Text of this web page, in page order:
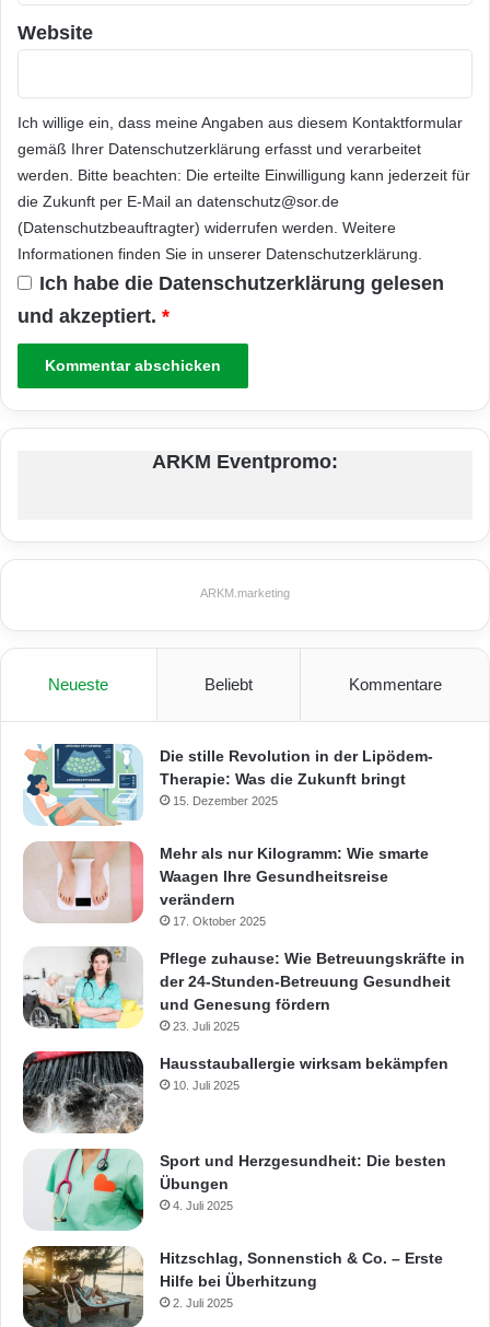
Website
Ich willige ein, dass meine Angaben aus diesem Kontaktformular
gemäß Ihrer Datenschutzerklärung erfasst und verarbeitet
werden. Bitte beachten: Die erteilte Einwilligung kann jederzeit für
die Zukunft per E-Mail an datenschutz@sor.de
(Datenschutzbeauftragter) widerrufen werden. Weitere
Informationen finden Sie in unserer Datenschutzerklärung
Ich habe die Datenschutzerklärung gelesen
und akzeptiert. *
ARKM Eventpromo:
ARKM.marketing
Neueste Beliebt Kommentare
Die stille Revolution in der Lipödem-
Therapie: Was die Zukunft bringt
15. Dezember 2025
Mehr als nur Kilogramm: Wie smarte
Waagen Ihre Gesundheitsreise
verändern
17. Oktober 2025
Pflege zuhause: Wie Betreuungskräfte in
der 24-Stunden-Betreuung Gesundheit
und Genesung fördern
23. Juli 2025
Hausstauballergie wirksam bekämpfen
10. Juli 2025
Sport und Herzgesundheit: Die besten
Übungen
4. Juli 2025
Hitzschlag, Sonnenstich & Co. – Erste
Hilfe bei Überhitzung
2. Juli 2025